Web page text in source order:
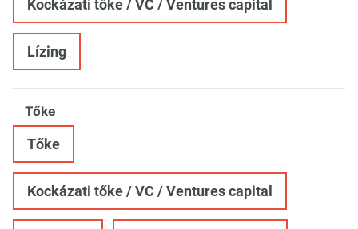
Kockázati tőke / VC / Ventures capital
Lízing
Tőke
Tőke
Kockázati tőke / VC / Ventures capital